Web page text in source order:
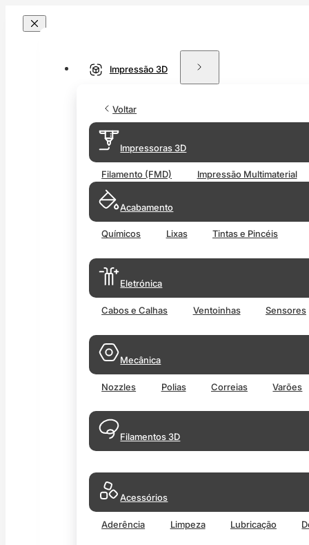
Impressão 3D
Voltar
Impressoras 3D
Filamento (FMD) Impressão Multimaterial
Acabamento
Químicos Lixas Tintas e Pincéis
Eletrónica
Cabos e Calhas Ventoinhas Sensores
Mecânica
Nozzles Polias Correias Varões
Filamentos 3D
Acessórios
Aderência Limpeza Lubricação